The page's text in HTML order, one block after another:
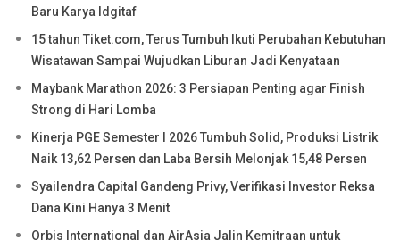
Baru Karya Idgitaf
15 tahun Tiket.com, Terus Tumbuh Ikuti Perubahan Kebutuhan
Wisatawan Sampai Wujudkan Liburan Jadi Kenyataan
Maybank Marathon 2026: 3 Persiapan Penting agar Finish
Strong di Hari Lomba
Kinerja PGE Semester I 2026 Tumbuh Solid, Produksi Listrik
Naik 13,62 Persen dan Laba Bersih Melonjak 15,48 Persen
Syailendra Capital Gandeng Privy, Verifikasi Investor Reksa
Dana Kini Hanya 3 Menit
Orbis International dan AirAsia Jalin Kemitraan untuk